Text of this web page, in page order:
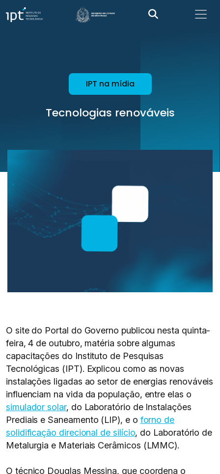
IPT na mídia
Tecnologias renováveis
O site do Portal do Governo publicou nesta quinta-
feira, 4 de outubro, matéria sobre algumas
capacitações do Instituto de Pesquisas
Tecnológicas (IPT). Explicou como as novas
instalações ligadas ao setor de energias renováveis
influenciam na vida da população, entre elas o
simulador solar, do Laboratório de Instalações
Prediais e Saneamento (LIP), e o forno de
solidificação direcional de silício, do Laboratório de
Metalurgia e Materiais Cerâmicos (LMMC).
O técnico Douglas Messina, que coordena o